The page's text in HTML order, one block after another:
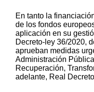
En tanto la
de los fondos
aplicación en su
Decreto-ley 36/2020,
aprueban medidas
Administración
Recuperación,
adelante, Real Decret